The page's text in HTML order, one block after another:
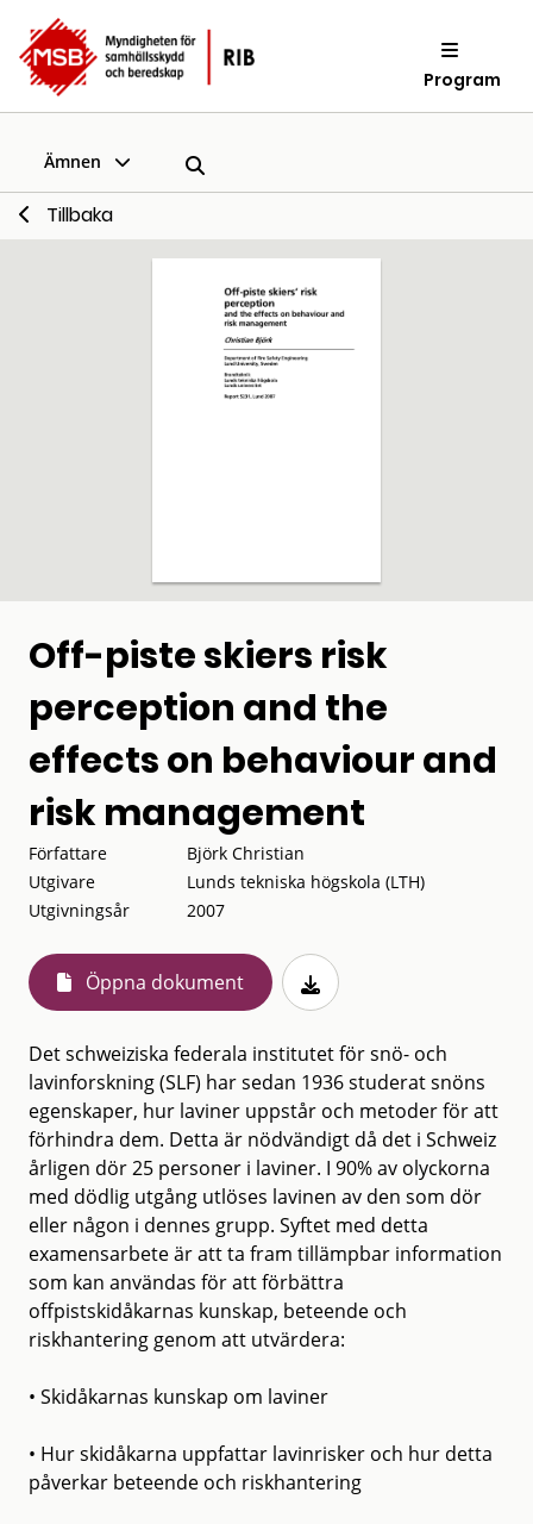
Program
Ämnen
Tillbaka
Off-piste skiers risk
perception and the
effects on behaviour and
risk management
Författare
Björk Christian
Utgivare
Lunds tekniska högskola (LTH)
Utgivningsår
2007
Öppna dokument
Det schweiziska federala institutet för snö- och
lavinforskning (SLF) har sedan 1936 studerat snöns
egenskaper, hur laviner uppstår och metoder för att
förhindra dem. Detta är nödvändigt då det i Schweiz
årligen dör 25 personer i laviner. I 90% av olyckorna
med dödlig utgång utlöses lavinen av den som dör
eller någon i dennes grupp. Syftet med detta
examensarbete är att ta fram tillämpbar information
som kan användas för att förbättra
offpistskidåkarnas kunskap, beteende och
riskhantering genom att utvärdera:
• Skidåkarnas kunskap om laviner
• Hur skidåkarna uppfattar lavinrisker och hur detta
påverkar beteende och riskhantering